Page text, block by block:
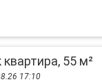
квартира, 55 м²
17:10